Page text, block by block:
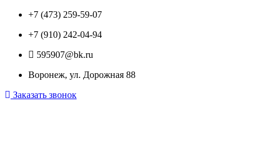
+7 (473) 259-59-07
+7 (910) 242-04-94
595907@bk.ru
Воронеж, ул. Дорожная 88
Заказать звонок